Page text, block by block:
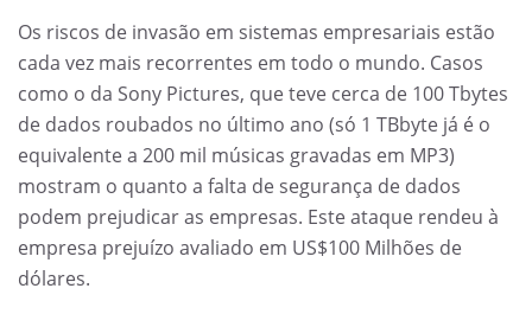
Os riscos de invasão em sistemas empresariais estão
cada vez mais recorrentes em todo o mundo. Casos
como o da Sony Pictures, que teve cerca de 100 Tbytes
de dados roubados no último ano (só 1 TBbyte já é o
equivalente a 200 mil músicas gravadas em MP3)
mostram o quanto a falta de segurança de dados
podem prejudicar as empresas. Este ataque rendeu à
empresa prejuízo avaliado em US$100 Milhões de
dólares.